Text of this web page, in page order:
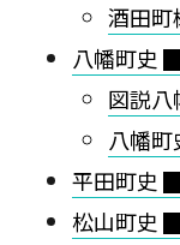
酒田
八幡町史
図説八
八幡町
平田町史
松山町史